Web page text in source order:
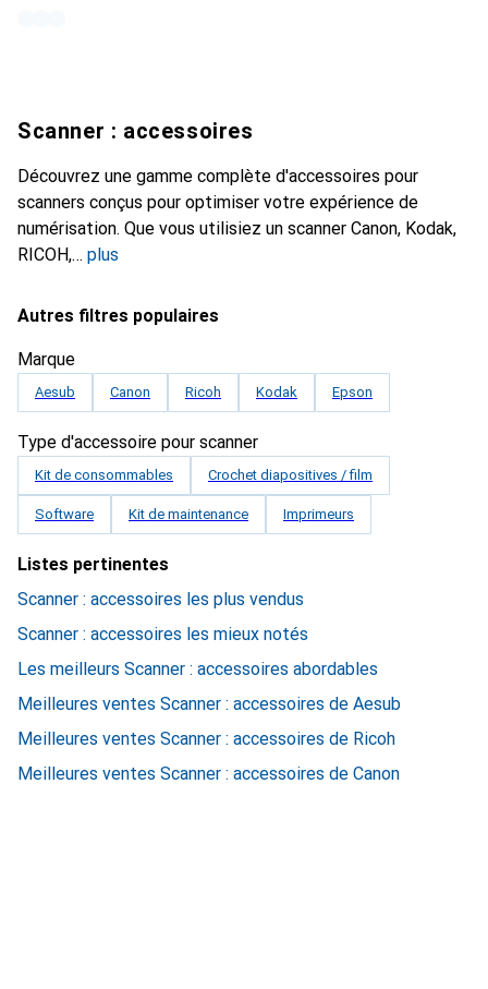
Scanner : accessoires
Découvrez une gamme complète d'accessoires pour
scanners conçus pour optimiser votre expérience de
numérisation. Que vous utilisiez un scanner Canon, Kodak,
RICOH,
plus
Autres filtres populaires
Marque
Aesub Canon Ricoh Kodak Epson
Type d'accessoire pour scanner
Kit de consommables Crochet diapositives / film
Software Kit de maintenance Imprimeurs
Listes pertinentes
Scanner : accessoires les plus vendus
Scanner : accessoires les mieux notés
Les meilleurs Scanner : accessoires abordables
Meilleures ventes Scanner : accessoires de Aesub
Meilleures ventes Scanner : accessoires de Ricoh
Meilleures ventes Scanner : accessoires de Canon